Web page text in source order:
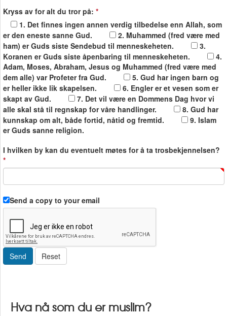
Kryss av for alt du tror på: *
1. Det finnes ingen annen verdig tilbedelse enn Allah, som
er den eneste sanne Gud.
2. Muhammed (fred være med
ham) er Guds siste Sendebud til menneskeheten.
3.
Koranen er Guds siste åpenbaring til menneskeheten.
4.
Adam, Moses, Abraham, Jesus og Muhammed (fred være med
dem alle) var Profeter fra Gud.
5. Gud har ingen barn og
er heller ikke lik skapelsen.
6. Engler er et vesen som er
skapt av Gud.
7. Det vil være en Dommens Dag hvor vi
alle skal stå til regnskap for våre handlinger.
8. Gud har
kunnskap om alt, både fortid, nåtid og fremtid.
9. Islam
er Guds sanne religion.
I hvilken by kan du eventuelt møtes for å ta trosbekjennelsen?
*
Send a copy to your email
Send Reset
Hva nå som du er muslim?